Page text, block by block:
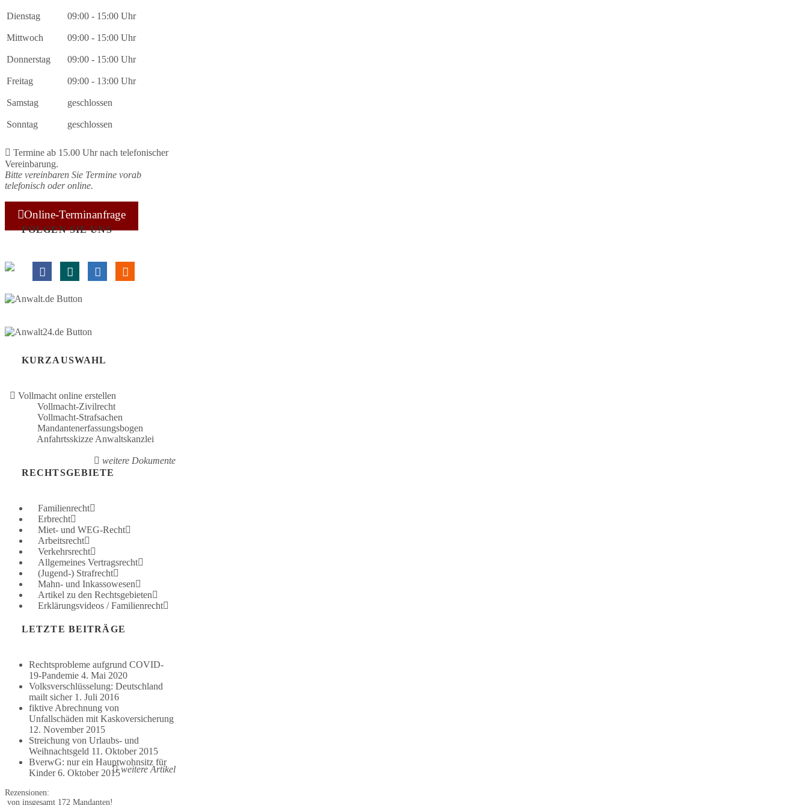
Dienstag 09:00 - 15:00 Uhr
Mittwoch 09:00 - 15:00 Uhr
Donnerstag 09:00 - 15:00 Uhr
Freitag 09:00 - 13:00 Uhr
Samstag geschlossen
Sonntag geschlossen
Termine ab 15.00 Uhrnach telefonischer
Vereinbarung.
Bitte vereinbaren Sie Termine vorab
telefonisch oderonline.
Online-Terminanfrage
FOLGEN SIE UNS
KURZAUSWAHL
Vollmacht online erstellen
Vollmacht-Zivilrecht
Vollmacht-Strafsachen
Mandantenerfassungsbogen
Anfahrtsskizze Anwaltskanzlei
weitere Dokumente
RECHTSGEBIETE
Familienrecht
Erbrecht
Miet- und WEG-Recht
Arbeitsrecht
Verkehrsrecht
Allgemeines Vertragsrecht
(Jugend-) Strafrecht
Mahn- und Inkassowesen
Artikel zu den Rechtsgebieten
Erklärungsvideos / Familienrecht
LETZTE BEITRÄGE
Rechtsprobleme aufgrund COVID-
19-Pandemie 4. Mai 2020
Volksverschlüsselung: Deutschland
mailt sicher 1. Juli 2016
fiktive Abrechnung von
Unfallschäden mit Kaskoversicherung
12. November 2015
Streichung von Urlaubs- und
Weihnachtsgeld 11. Oktober 2015
BverwG: nur ein Hauptwohnsitz für
Kinder 6. Oktober 2015weitere Artikel
Rezensionen:
von insgesamt 172 Mandanten!